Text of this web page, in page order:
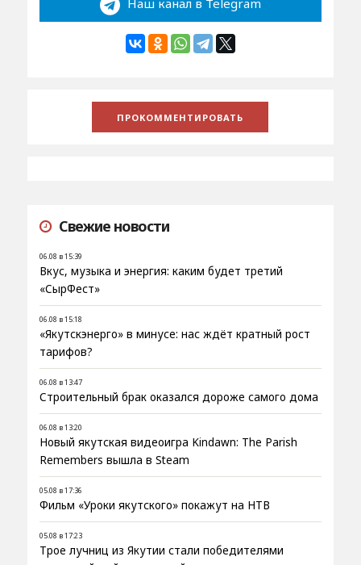
Наш канал в Telegram
Свежие новости
06.08 в 15:39
Вкус, музыка и энергия: каким будет третий
«СырФест»
06.08 в 15:18
«Якутскэнерго» в минусе: нас ждёт кратный рост
тарифов?
06.08 в 13:47
Строительный брак оказался дороже самого дома
06.08 в 13:20
Новый якутская видеоигра Kindawn: The Parish
Remembers вышла в Steam
05.08 в 17:36
Фильм «Уроки якутского» покажут на НТВ
05.08 в 17:23
Трое лучниц из Якутии стали победителями